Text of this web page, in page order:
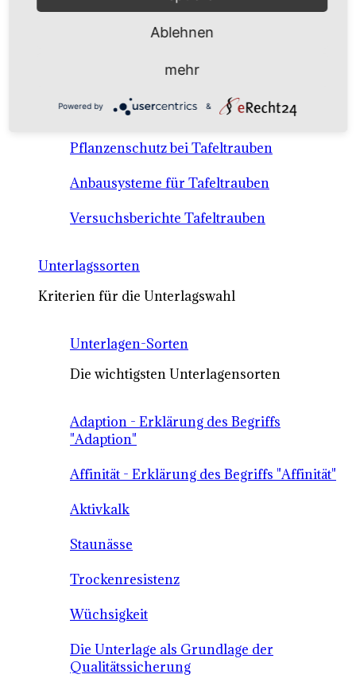
Anbausysteme & Recht
Tafeltrauben A-Z Sortenbeschreibungen
Tafeltraubenanbau - rechtliche
Voraussetzungen
Pflanzenschutz bei Tafeltrauben
Anbausysteme für Tafeltrauben
Versuchsberichte Tafeltrauben
Unterlagssorten
Kriterien für die Unterlagswahl
Unterlagen-Sorten
Die wichtigsten Unterlagensorten
Adaption - Erklärung des Begriffs
"Adaption"
Affinität - Erklärung des Begriffs "Affinität"
Aktivkalk
Staunässe
Trockenresistenz
Wüchsigkeit
Die Unterlage als Grundlage der
Qualitätssicherung
Ablehnen
mehr
Powered by &